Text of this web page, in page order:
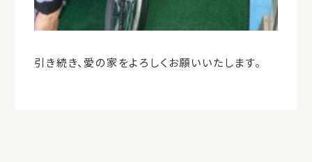
引き続き、愛の家をよろしくお願いいたします。